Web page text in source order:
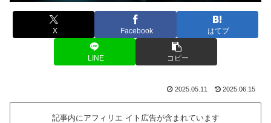
X Facebook はてブ
LINE コピー
2025.05.11 2025.06.15
記事内にアフィリエ イト広告が含まれています